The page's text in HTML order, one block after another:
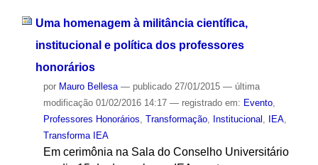
Uma homenagem à militância científica,
institucional e política dos professores
honorários
por Mauro Bellesa — publicado27/01/2015 — última
modificação01/02/2016 14:17 — registrado em: Evento,
Professores Honorários Transformação, Institucional IEA,
Transforma IEA
Em cerimônia na Sala do Conselho Universitário